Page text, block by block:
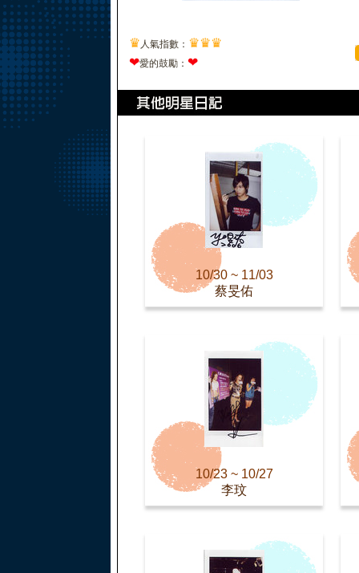
♛ 人氣指數： ♛♛♛
❤愛的鼓勵： ❤
10/30 ~ 11/03
蔡旻佑
10/23 ~ 10/27
李玟